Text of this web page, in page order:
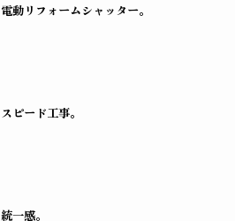
電動リフォームシャッター。
スピード工事。
統一感。